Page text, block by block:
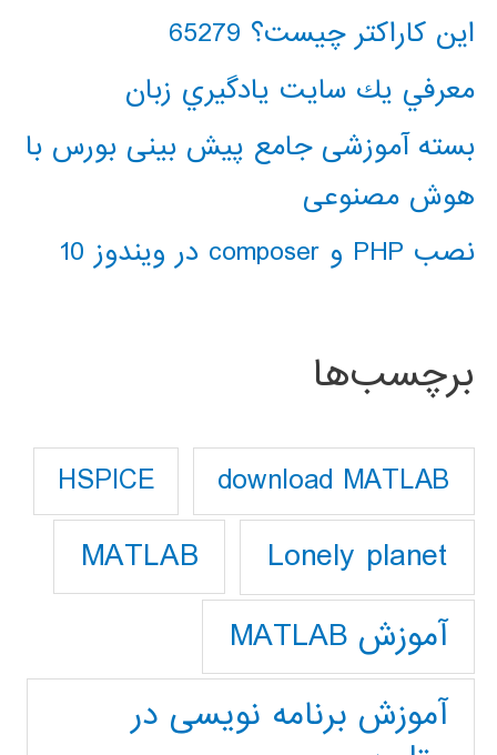
این کاراکتر چیست؟ 65279
معرفي يك سايت يادگيري زبان
بسته آموزشی جامع پیش بینی بورس با
هوش مصنوعی
نصب PHP و composer در ویندوز 10
برچسب‌ها
download MATLAB
HSPICE
Lonely planet
MATLAB
آموزش MATLAB
آموزش برنامه نویسی در